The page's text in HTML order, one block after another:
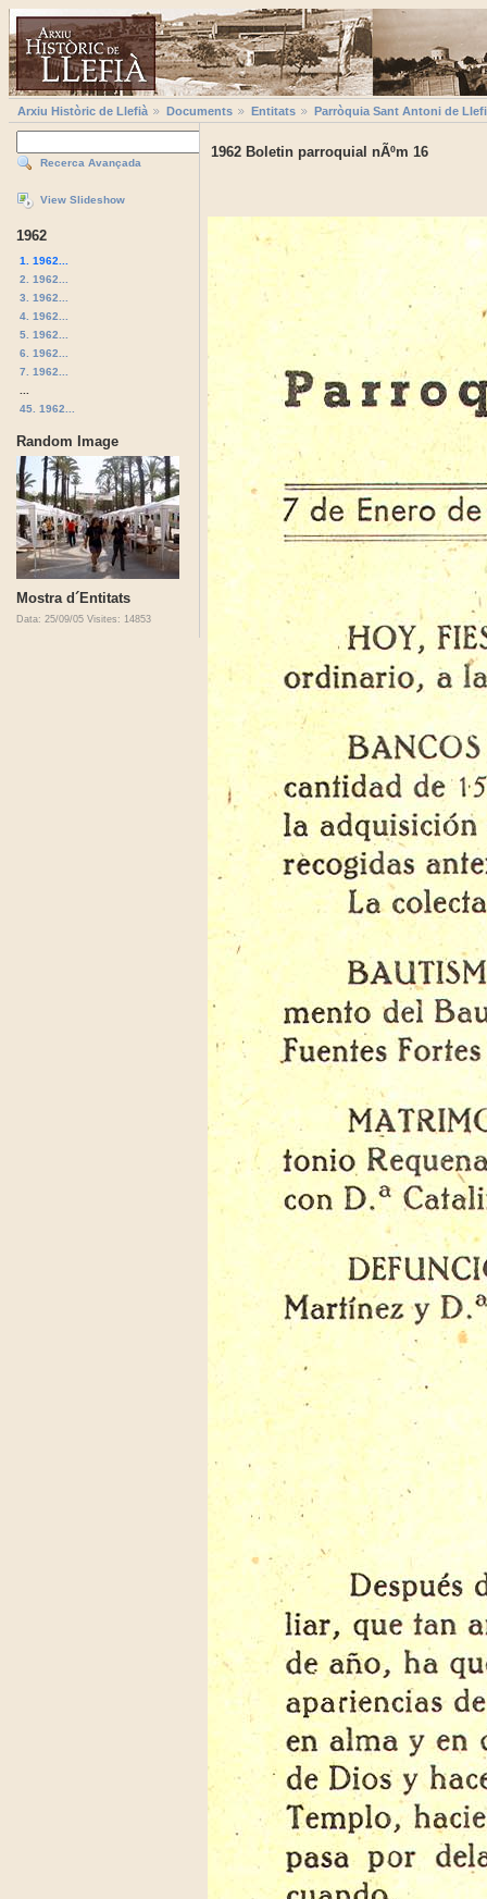
Arxiu Històric de Llefià Documents Entitats Parròquia Sant Antoni de
Recerca Avançada
View Slideshow
1962
1. 1962...
2. 1962...
3. 1962...
4. 1962...
5. 1962...
6. 1962...
7. 1962...
45. 1962...
Random Image
Mostra d´Entitats
Data: 25/09/05 Visites: 14853
1962 Boletin parroquial nÃºm 16